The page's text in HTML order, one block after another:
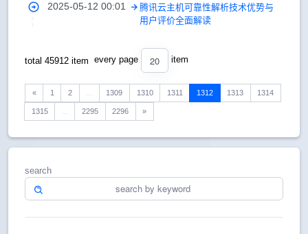
2025-05-12 00:01
腾讯云主机可靠性解析技术优势与
用户评价全面解读
total 45912 item every page 20 item
« 1 2 1309 1310 1311 1312 1313 1314
1315 2295 2296 »
search